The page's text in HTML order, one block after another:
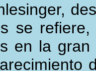
se
en la